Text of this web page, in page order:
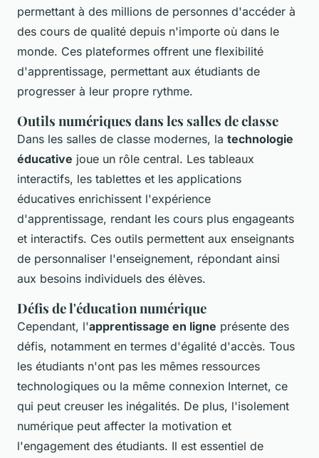
permettant à des millions de personnes d'accéder à
des cours de qualité depuis n'importe où dans le
monde. Ces plateformes offrent une flexibilité
d'apprentissage, permettant aux étudiants de
progresser à leur propre rythme.
Outils numériques dans les salles de classe
Dans les salles de classe modernes, la technologie
éducative joue un rôle central. Les tableaux
interactifs, les tablettes et les applications
éducatives enrichissent l'expérience
d'apprentissage, rendant les cours plus engageants
et interactifs. Ces outils permettent aux enseignants
de personnaliser l'enseignement, répondant ainsi
aux besoins individuels des élèves.
Défis de l'éducation numérique
Cependant, l'apprentissage en ligne présente des
défis, notamment en termes d'égalité d'accès. Tous
les étudiants n'ont pas les mêmes ressources
technologiques ou la même connexion Internet, ce
qui peut creuser les inégalités. De plus, l'isolement
numérique peut affecter la motivation et
l'engagement des étudiants. Il est essentiel de